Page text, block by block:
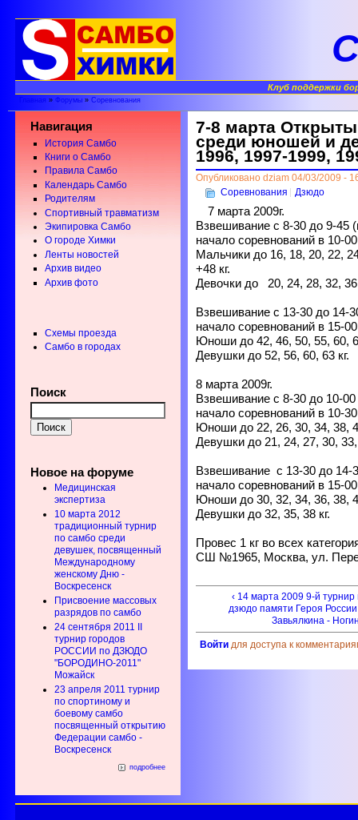
Клуб поддержки
Главная » Форумы» Соревнования
Навигация
История Самбо
Книги о Самбо
Правила Самбо
Календарь Самбо
Родителям
Спортивный травматизм
Экипировка Самбо
О городе Химки
Ленты новостей
Архив видео
Архив фото
Схемы проезда
Самбо в городах
Поиск
Новое на форуме
Медицинская
экспертиза
10 марта 2012
традиционный турнир
по самбо среди
девушек, посвященный
Международному
женскому Дню -
Воскресенск
Присвоение массовых
разрядов по самбо
24 сентября 2011 II
турнир городов
РОССИИ по ДЗЮДО
"БОРОДИНО-2011"
Можайск
23 апреля 2011 турнир
по спортиному и
боевому самбо
посвященный открытию
Федерации самбо -
Воскресенск
подробнее
7-8 марта
среди юношей и
1996, 1997-1999,
Опубликовано dziam 04/03/2009 -
Соревнования Дзюдо
7 марта 2009г.
Взвешивание с 8-30 до 9-45
начало соревнований в 10-00
Мальчики до 16, 18, 20, 22,
+48 кг.
Девочки до 20, 24, 28, 32,
Взвешивание с 13-30 до 14-
начало соревнований в 15-00
Юноши до 42, 46, 50, 55, 60,
Девушки до 52, 56, 60, 63 кг.
8 марта 2009г.
Взвешивание с 8-30 до 10-
начало соревнований в 10-30
Юноши до 22, 26, 30, 34, 38,
Девушки до 21, 24, 27, 30, 33,
Взвешивание с 13-30 до 14-
начало соревнований в 15-00
Юноши до 30, 32, 34, 36, 38,
Девушки до 32, 35, 38 кг.
Провес 1 кг во всех
СШ №1965, Москва, ул.
‹ 14 марта 2009 9-й турнир
дзюдо памяти Героя
Завьялкина -
Войти для доступа к